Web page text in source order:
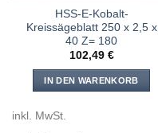
HSS-E-Kobalt-
Kreissägeblatt 250 x 2,5 x
40 Z= 180
102,49 €
IN DEN WARENKORB
inkl. MwSt.